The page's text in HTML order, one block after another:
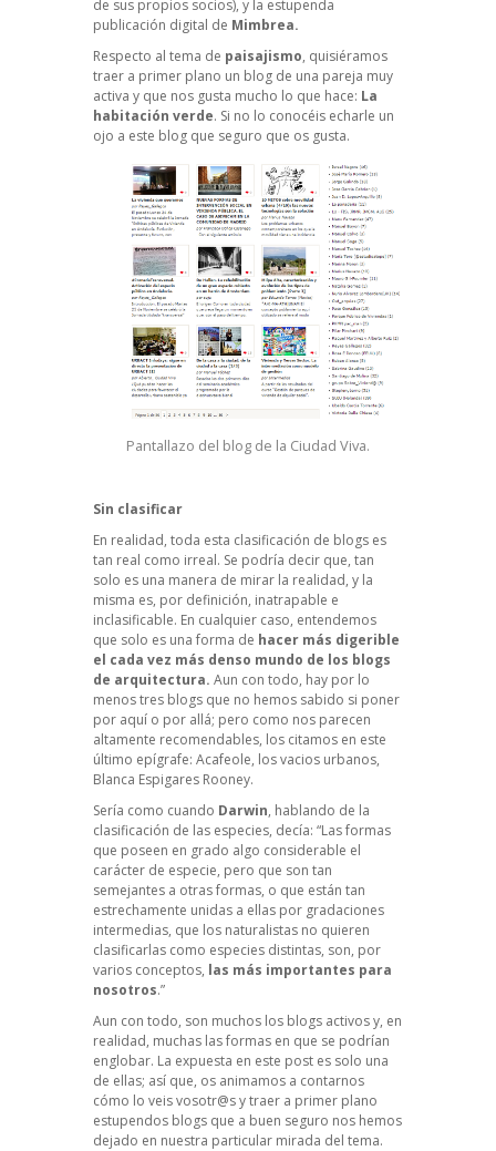
de sus propios socios), y la estupenda
publicación digital de Mimbrea.
Respecto al tema de paisajismo, quisiéramos
traer a primer plano un blog de una pareja muy
activa y que nos gusta mucho lo que hace: La
habitación verde. Si no lo conocéis echarle un
ojo a este blog que seguro que os gusta.
Pantallazo del blog de la Ciudad Viva.
Sin clasificar
En realidad, toda esta clasificación de blogs es
tan real como irreal. Se podría decir que, tan
solo es una manera de mirar la realidad, y la
misma es, por definición, inatrapable e
inclasificable. En cualquier caso, entendemos
que solo es una forma de hacer más digerible
el cada vez más denso mundo de los blogs
de arquitectura. Aun con todo, hay por lo
menos tres blogs que no hemos sabido si poner
por aquí o por allá; pero como nos parecen
altamente recomendables, los citamos en este
último epígrafe: Acafeole, los vacios urbanos,
Blanca Espigares Rooney.
Sería como cuando Darwin, hablando de la
clasificación de las especies, decía: “Las formas
que poseen en grado algo considerable el
carácter de especie, pero que son tan
semejantes a otras formas, o que están tan
estrechamente unidas a ellas por gradaciones
intermedias, que los naturalistas no quieren
clasificarlas como especies distintas, son, por
varios conceptos, las más importantes para
nosotros.”
Aun con todo, son muchos los blogs activos y, en
realidad, muchas las formas en que se podrían
englobar. La expuesta en este post es solo una
de ellas; así que, os animamos a contarnos
cómo lo veis vosotr@s y traer a primer plano
estupendos blogs que a buen seguro nos hemos
dejado en nuestra particular mirada del tema.